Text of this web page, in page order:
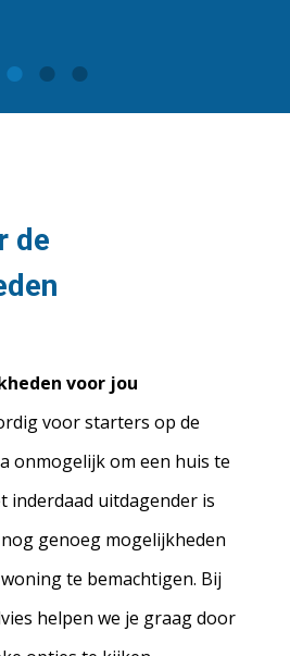
de
voor jou
voor starters op de
onmogelijk om een huis te
inderdaad uitdagender is
genoeg mogelijkheden
te bemachtigen. Bij
helpen we je graag door